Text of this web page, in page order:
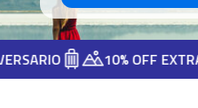
10% OFF EXTRA con